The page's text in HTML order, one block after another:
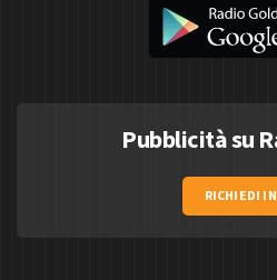
Pubblicità su
RICHIEDI